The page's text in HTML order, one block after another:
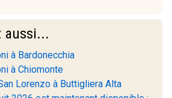
aussi...
à Bardonecchia
à Chiomonte
Lorenzo à Buttigliera Alta